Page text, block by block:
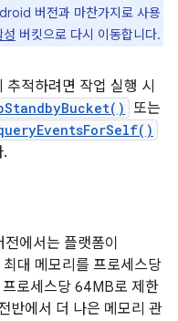
버전과 마찬가지로 사용
성 버킷으로 다시 이동합니다.
적하려면 작업 실행 시
또는
에서는 플랫폼이
대 메모리를 프로세스당
로세스당 64MB로 제한
반에서 더 나은 메모리 관